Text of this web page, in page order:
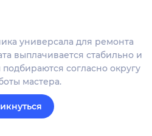
универсала для ремонта
выплачивается стабильно и
согласно округу
мастера.